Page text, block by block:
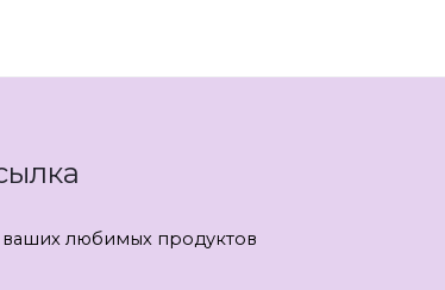
любимых продуктов